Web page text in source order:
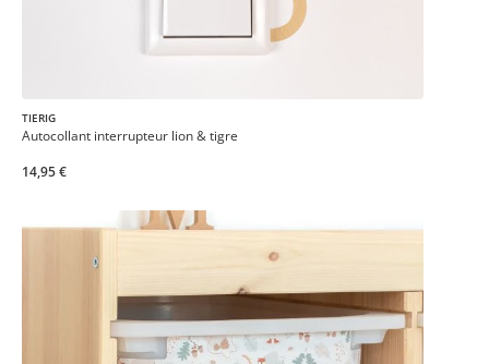
TIERIG
Autocollant interrupteur lion & tigre
14,95 €